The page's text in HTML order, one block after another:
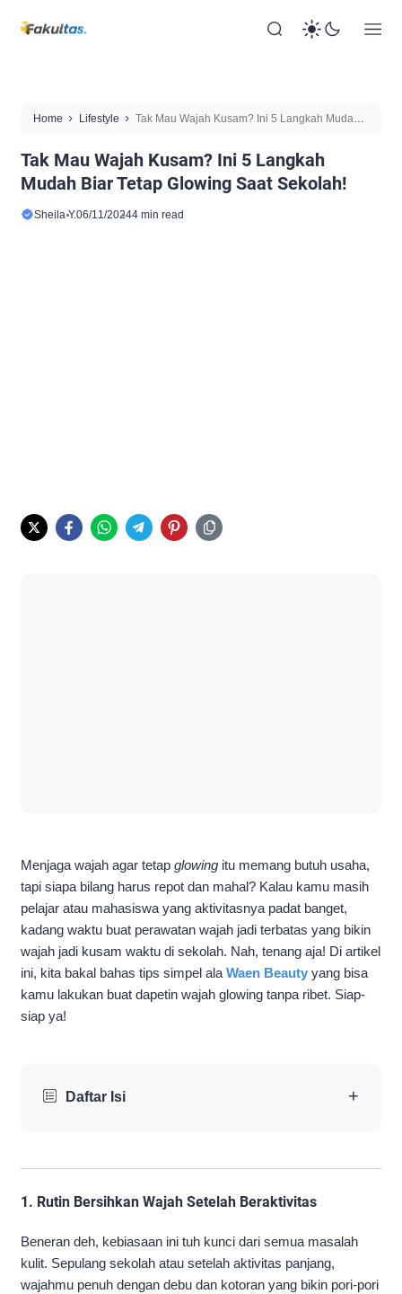
Home Lifestyle
Tak Mau Wajah Kusam? Ini 5 Langkah Mudah
Tak Mau Wajah Kusam? Ini 5 Langkah
Mudah Biar Tetap Glowing Saat Sekolah!
Sheila Y.06/11/20244 min read
Menjaga wajah agar tetap glowing itu memang butuh usaha,
tapi siapa bilang harus repot dan mahal? Kalau kamu masih
pelajar atau mahasiswa yang aktivitasnya padat banget,
kadang waktu buat perawatan wajah jadi terbatas yang bikin
wajah jadi kusam waktu di sekolah. Nah, tenang aja! Di artikel
ini, kita bakal bahas tips simpel ala Waen Beauty yang bisa
kamu lakukan buat dapetin wajah glowing tanpa ribet. Siap-
siap ya!
Daftar Isi +
1. Rutin Bersihkan Wajah Setelah Beraktivitas
Beneran deh, kebiasaan ini tuh kunci dari semua masalah
kulit. Sepulang sekolah atau setelah aktivitas panjang,
wajahmu penuh dengan debu dan kotoran yang bikin pori-pori